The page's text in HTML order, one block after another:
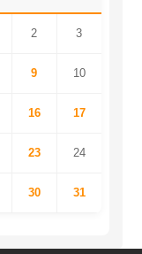
2 3
9 10
16 17
23 24
30 31